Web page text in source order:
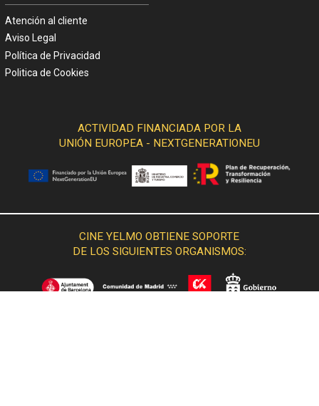
Atención al cliente
Aviso Legal
Política de Privacidad
Politica de Cookies
ACTIVIDAD FINANCIADA POR LA
UNIÓN EUROPEA - NEXTGENERATIONEU
CINE YELMO OBTIENE SOPORTE
DE LOS SIGUIENTES ORGANISMOS: